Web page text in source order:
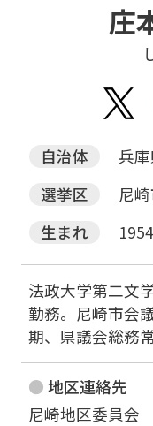
庄
自治体
兵
選挙区
尼
生まれ
法政大学第二文
勤務。尼崎市会
期、県議会総務
地区連絡先
尼崎地区委員会